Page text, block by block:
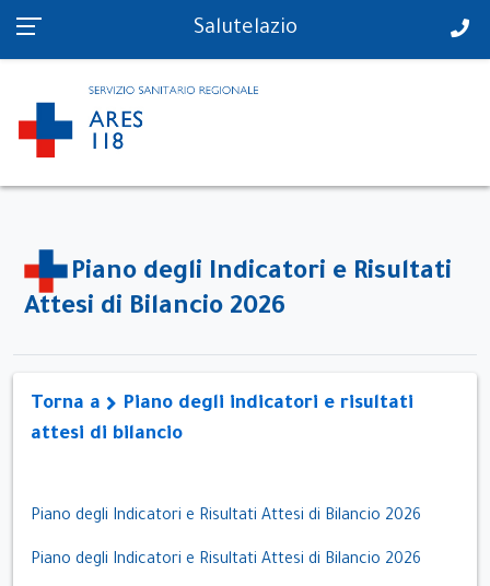
PS in tempo reale Salutelazio
Piano degli Indicatori e Risultati
Attesi di Bilancio 2026
Torna a
Piano degli indicatori e risultati
attesi di bilancio
Piano degli Indicatori e Risultati Attesi di Bilancio 2026
Piano degli Indicatori e Risultati Attesi di Bilancio 2026